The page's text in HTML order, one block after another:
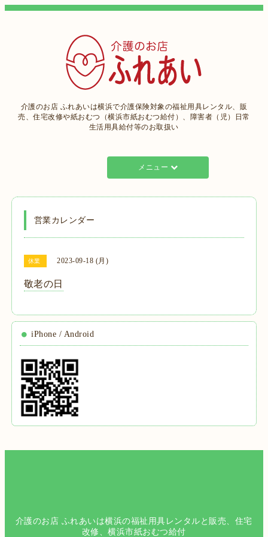
介護のお店 ふれあいは横浜で介護保険対象の福祉用具レンタル、販
売、住宅改修や紙おむつ（横浜市紙おむつ給付）、障害者（児）日常
生活用具給付等のお取扱い
メニュー
営業カレンダー
休業 2023-09-18 (月)
敬老の日
iPhone / Android
介護のお店 ふれあいは横浜の福祉用具レンタルと販売、住宅
改修、横浜市紙おむつ給付